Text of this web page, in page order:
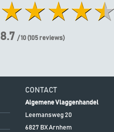
8.7/ 10 (105 reviews)
CONTACT
Algemene Vlaggenhandel
Leemansweg 20
6827 BXArnhem